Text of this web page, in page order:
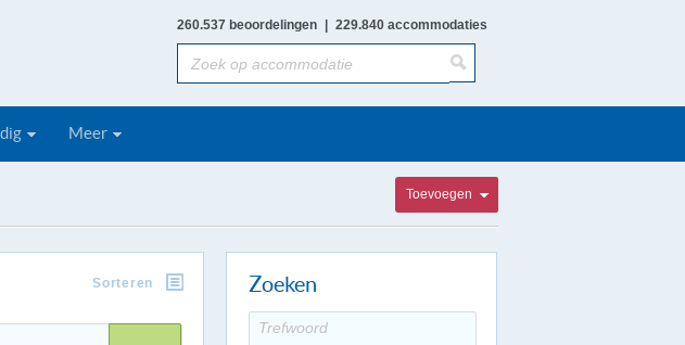
260.537 beoordelingen 229.840 accommodaties
Meer
Toevoegen
Sorteren Zoeken